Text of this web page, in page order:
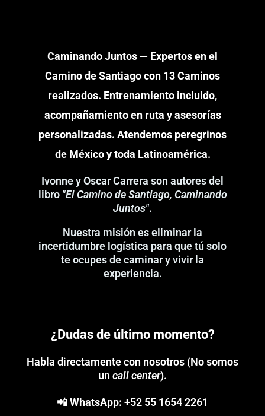
Caminando Juntos — Expertos en el
Camino de Santiago con 13 Caminos
realizados. Entrenamiento incluido,
acompañamiento en ruta y asesorías
personalizadas. Atendemos peregrinos
de México y toda Latinoamérica.
Ivonne y Oscar Carrera son autores del
libro "El Camino de Santiago, Caminando
Juntos".
Nuestra misión es eliminar la
incertidumbre logística para que tú solo
te ocupes de caminar y vivir la
experiencia.
¿Dudas de último momento?
Habla directamente con nosotros (No somos
un call center).
📲WhatsApp: +52 55 1654 2261